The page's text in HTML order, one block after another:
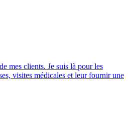
mes clients. Je suis là pour les
visites médicales et leur fournir une